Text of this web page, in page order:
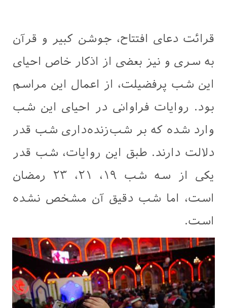
قرائت دعای افتتاح، جوشن کبیر و قرآن
به سری و نیز بعضی از اذکار خاص احیای
این شب پرفضیلت، از اعمال این مراسم
بود. روایات فراوانی در احیای این شب
وارد شده که بر شب‌زنده‌داری شب قدر
دلالت دارند. طبق این روایات، شب قدر
یکی از سه شب ۱۹، ۲۱، ۲۳ رمضان
است، اما شب دقیق آن مشخص نشده
است.